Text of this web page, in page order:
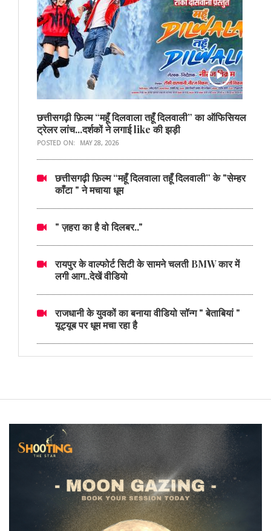
छत्तीसगढ़ी फ़िल्म “महूँ दिलवाला तहूँ दिलवाली” का ऑफिसियल
ट्रेलर लांच...दर्शकों ने लगाई like की झड़ी
POSTED ON: MAY 28, 2026
छत्तीसगढ़ी फ़िल्म “महूँ दिलवाला तहूँ दिलवाली” के "सेम्हर
काँटा " ने मचाया धूम
" ज़हरा का है वो दिलबर.."
रायपुर के वाल्फोर्ट सिटी के सामने चलती BMW कार में
लगी आग..देखें वीडियो
राजधानी के युवकों का बनाया वीडियो सॉन्ग " बेताबियां "
यूट्यूब पर धूम मचा रहा है